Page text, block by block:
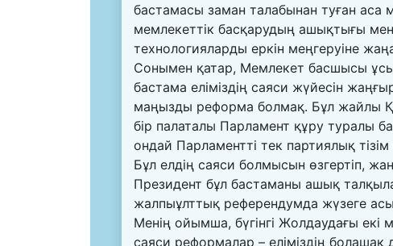
бастамасы заман талабынан туған аса
мемлекеттік басқарудың ашықтығы
технологияларды еркін меңгеруіне
Сонымен қатар, Мемлекет басшысы
бастама еліміздің саяси жүйесін
маңызды реформа болмақ. Бұл жайлы
бір палаталы Парламент құру туралы
ондай Парламентті тек партиялық
Бұл елдің саяси болмысын өзгертіп,
Президент бұл бастаманы ашық
жалпыұлттық референдумда жүзеге
Менің ойымша, бүгінгі Жолдаудағы
саяси реформалар – еліміздің